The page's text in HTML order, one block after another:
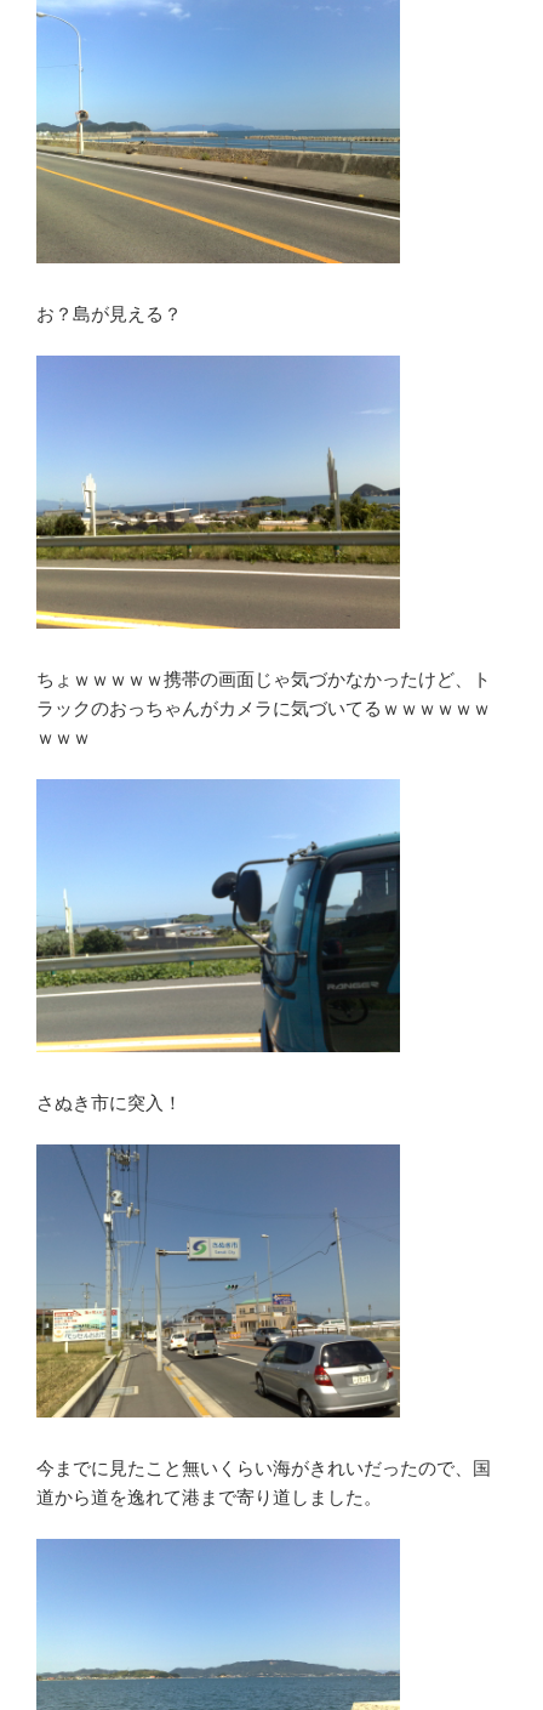
お？島が見える？
ちょｗｗｗｗｗ携帯の画面じゃ気づかなかったけど、ト
ラックのおっちゃんがカメラに気づいてるｗｗｗｗｗｗ
ｗｗｗ
さぬき市に突入！
今までに見たこと無いくらい海がきれいだったので、国
道から道を逸れて港まで寄り道しました。